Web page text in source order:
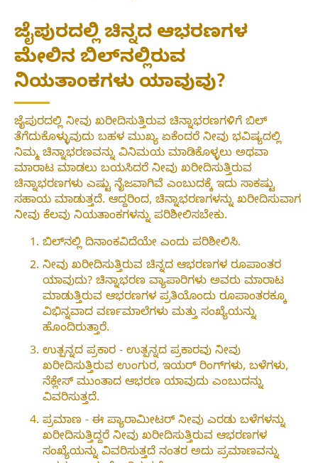
ಜೈಪುರದಲ್ಲಿ ಚಿನ್ನದ ಆಭರಣಗಳ
ಮೇಲಿನ ಬಿಲ್‌ನಲ್ಲಿರುವ
ನಿಯತಾಂಕಗಳು ಯಾವುವು?
ಜೈಪುರದಲ್ಲಿ ನೀವು ಖರೀದಿಸುತ್ತಿರುವ ಚಿನ್ನಾಭರಣಗಳಿಗೆ ಬಿಲ್
ತೆಗೆದುಕೊಳ್ಳುವುದು ಬಹಳ ಮುಖ್ಯ ಏಕೆಂದರೆ ನೀವು ಭವಿಷ್ಯದಲ್ಲಿ
ನಿಮ್ಮ ಚಿನ್ನಾಭರಣವನ್ನು ವಿನಿಮಯ ಮಾಡಿಕೊಳ್ಳಲು ಅಥವಾ
ಮಾರಾಟ ಮಾಡಲು ಬಯಸಿದರೆ ನೀವು ಖರೀದಿಸುತ್ತಿರುವ
ಚಿನ್ನಾಭರಣಗಳು ಎಷ್ಟು ನೈಜವಾಗಿವೆ ಎಂಬುದಕ್ಕೆ ಇದು ಸಾಕಷ್ಟು
ಸಹಾಯ ಮಾಡುತ್ತದೆ. ಆದ್ದರಿಂದ, ಚಿನ್ನಾಭರಣಗಳನ್ನು ಖರೀದಿಸುವಾಗ
ನೀವು ಕೆಲವು ನಿಯತಾಂಕಗಳನ್ನು ಪರಿಶೀಲಿಸಬೇಕು.
ಬಿಲ್‌ನಲ್ಲಿ ದಿನಾಂಕವಿದೆಯೇ ಎಂದು ಪರಿಶೀಲಿಸಿ.
ನೀವು ಖರೀದಿಸುತ್ತಿರುವ ಚಿನ್ನದ ಆಭರಣಗಳ ರೂಪಾಂತರ
ಯಾವುದು? ಚಿನ್ನಾಭರಣ ವ್ಯಾಪಾರಿಗಳು ಅವರು ಮಾರಾಟ
ಮಾಡುತ್ತಿರುವ ಆಭರಣಗಳ ಪ್ರತಿಯೊಂದು ರೂಪಾಂತರಕ್ಕೂ
ವಿಭಿನ್ನವಾದ ವರ್ಣಮಾಲೆಗಳು ಮತ್ತು ಸಂಖ್ಯೆಯನ್ನು
ಹೊಂದಿರುತ್ತಾರೆ.
ಉತ್ಪನ್ನದ ಪ್ರಕಾರ - ಉತ್ಪನ್ನದ ಪ್ರಕಾರವು ನೀವು
ಖರೀದಿಸುತ್ತಿರುವ ಉಂಗುರ, ಇಯರ್ ರಿಂಗ್‌ಗಳು, ಬಳೆಗಳು,
ನೆಕ್ಲೇಸ್ ಮುಂತಾದ ಆಭರಣ ಯಾವುದು ಎಂಬುದನ್ನು
ವಿವರಿಸುತ್ತದೆ.
ಪ್ರಮಾಣ - ಈ ಪ್ಯಾರಾಮೀಟರ್ ನೀವು ಎರಡು ಬಳೆಗಳನ್ನು
ಖರೀದಿಸುತ್ತಿದ್ದರೆ ನೀವು ಖರೀದಿಸುತ್ತಿರುವ ಆಭರಣಗಳ
ಸಂಖ್ಯೆಯನ್ನು ವಿವರಿಸುತ್ತದೆ ನಂತರ ಅದು ಪ್ರಮಾಣವನ್ನು